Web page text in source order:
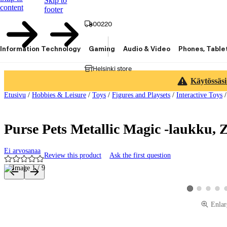
content
footer
00220
Helsinki store
Information Technology Gaming Audio & Video Phones,
Etusivu / Hobbies & Leisure / Toys / Figures and Playsets / Interactive Toys /
Purse Pets Metallic Magic -laukku,
Ei arvosanaa
Review this product Ask the first question
Product images and videos
View product
View product
View View